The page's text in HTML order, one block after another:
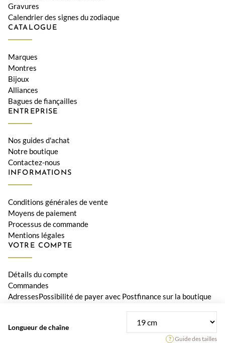
Longueur de chaîne
Guide des tailles
Gravures
Calendrier des signes du zodiaque
CATALOGUE
Marques
Montres
Bijoux
Alliances
Bagues de fiançailles
ENTREPRISE
Nos guides d'achat
Notre boutique
Contactez-nous
INFORMATIONS
Conditions générales de vente
Moyens de paiement
Processus de commande
Mentions légales
VOTRE COMPTE
Détails du compte
Commandes
AdressesPossibilité de payer avec Postfinance sur la boutique
© 2026 Bijouterie Le Diamant, Orwa SA • Tous les prix incluent la